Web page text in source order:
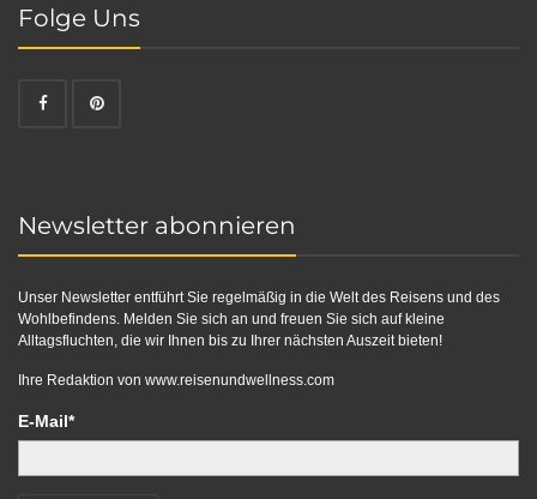
Folge Uns
Newsletter abonnieren
Unser Newsletter entführt Sie regelmäßig in die Welt des Reisens und des
Wohlbefindens. Melden Sie sich an und freuen Sie sich auf kleine
Alltagsfluchten, die wir Ihnen bis zu Ihrer nächsten Auszeit bieten!
Ihre Redaktion von www.reisenundwellness.com
E-Mail*